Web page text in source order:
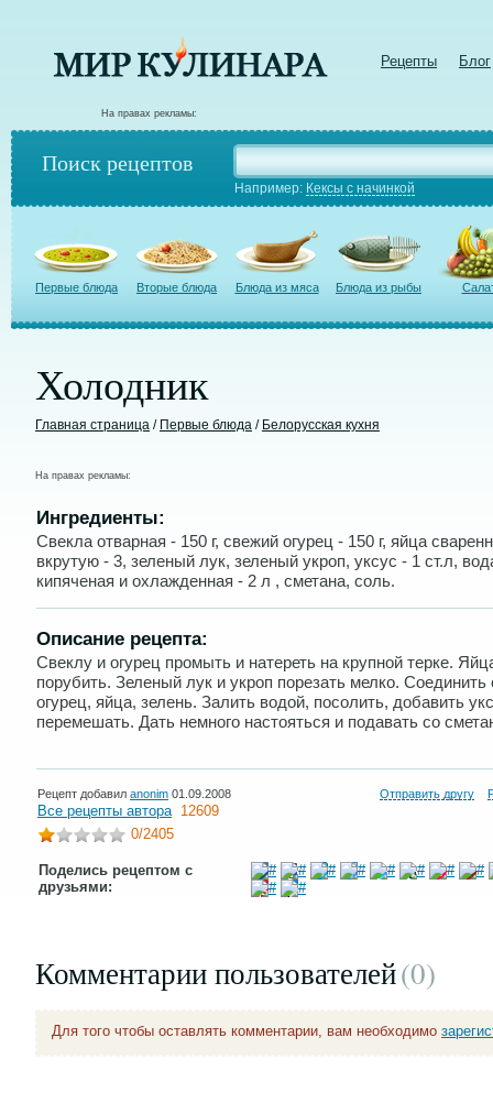
Рецепты Блог
На правах рекламы:
Поиск рецептов
Например: Кексы с начинкой
Первые блюда Вторые блюда Блюда из мяса Блюда из рыбы
Холодник
Главная страница / Первые блюда / Белорусская кухня
На правах рекламы:
Ингредиенты:
Свекла отварная - 150 г, свежий огурец - 150 г, яйца
вкрутую - 3, зеленый лук, зеленый укроп, уксус - 1 ст.л,
кипяченая и охлажденная - 2 л , сметана, соль.
Описание рецепта:
Свеклу и огурец промыть и натереть на крупной терке.
порубить. Зеленый лук и укроп порезать мелко. Соединить
огурец, яйца, зелень. Залить водой, посолить, добавить
перемешать. Дать немного настояться и подавать со
Рецепт добавил anonim 01.09.2008 Отправить другу
Все рецепты автора 12609
0/2405
Поделись рецептом с
друзьями:
Комментарии пользователей(0)
Для того чтобы оставлять комментарии, вам необходимо